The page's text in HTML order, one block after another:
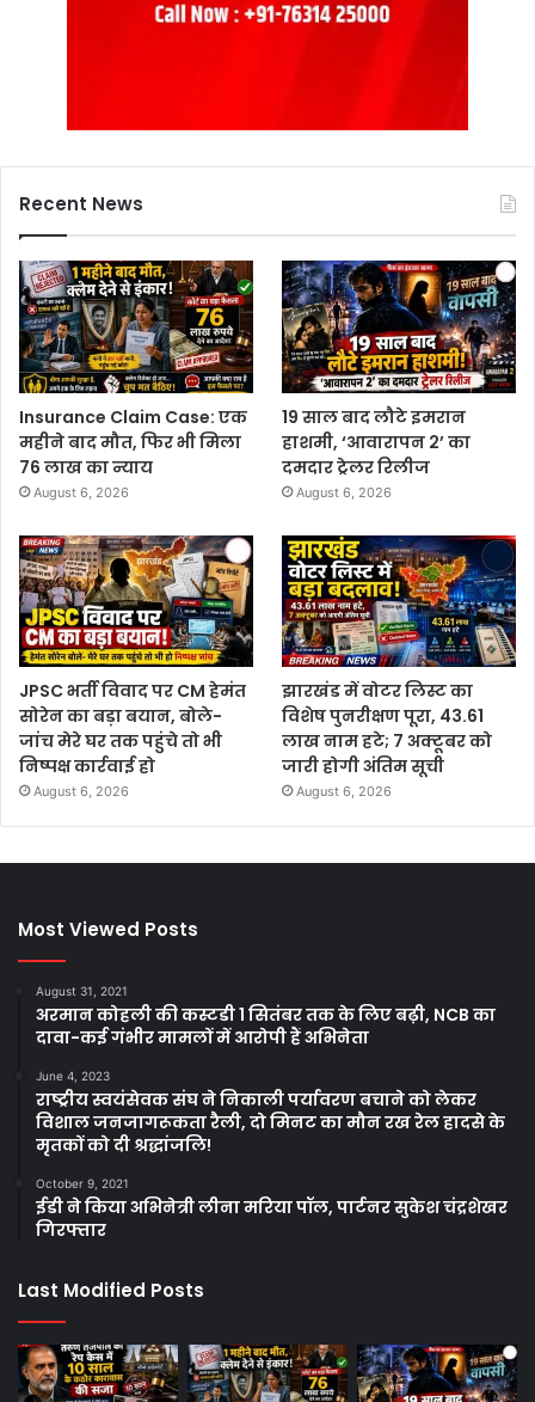
Recent News
Insurance Claim Case: एक
महीने बाद मौत, फिर भी मिला
76 लाख का न्याय
August 6, 2026
19 साल बाद लौटे इमरान
हाशमी, ‘आवारापन 2’ का
दमदार ट्रेलर रिलीज
August 6, 2026
JPSC भर्ती विवाद पर CM हेमंत
सोरेन का बड़ा बयान, बोले-
जांच मेरे घर तक पहुंचे तो भी
निष्पक्ष कार्रवाई हो
August 6, 2026
झारखंड में वोटर लिस्ट का
विशेष पुनरीक्षण पूरा, 43.61
लाख नाम हटे; 7 अक्टूबर को
जारी होगी अंतिम सूची
August 6, 2026
Most Viewed Posts
August 31, 2021
अरमान कोहली की कस्टडी 1 सितंबर तक के लिए बढ़ी, NCB का
दावा-कई गंभीर मामलों में आरोपी हैं अभिनेता
June 4, 2023
राष्ट्रीय स्वयंसेवक संघ ने निकाली पर्यावरण बचाने को लेकर
विशाल जनजागरूकता रैली, दो मिनट का मौन रख रेल हादसे के
मृतकों को दी श्रद्धांजलि!
October 9, 2021
ईडी ने किया अभिनेत्री लीना मरिया पॉल, पार्टनर सुकेश चंद्रशेखर
गिरफ्तार
Last Modified Posts